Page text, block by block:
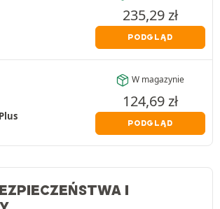
235,29zł
PODGLĄD
W magazynie
124,69zł
PODGLĄD
I